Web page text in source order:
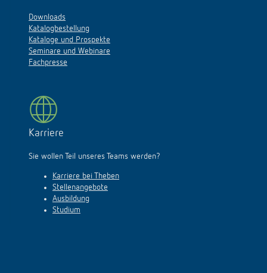
Downloads
Katalogbestellung
Kataloge und Prospekte
Seminare und Webinare
Fachpresse
Karriere
Sie wollen Teil unseres Teams werden?
Karriere bei Theben
Stellenangebote
Ausbildung
Studium